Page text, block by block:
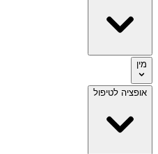
מין
אופציה לטיפול